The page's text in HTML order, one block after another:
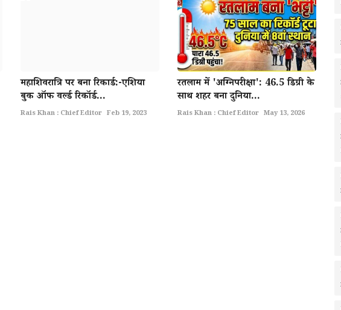
महाशिवरात्रि पर बना रिकार्ड:-एशिया
बुक ऑफ वर्ल्ड रिकॉर्ड...
Rais Khan : Chief Editor Feb 19, 2023
रतलाम में 'अग्निपरीक्षा': 46.5 डिग्री के
साथ शहर बना दुनिया...
Rais Khan : Chief Editor May 13, 2026